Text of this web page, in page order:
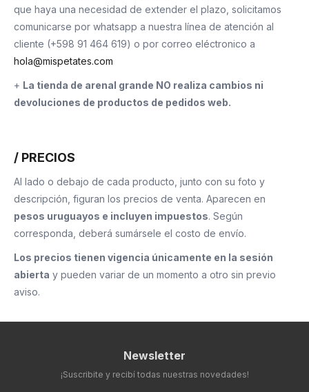
que haya una necesidad de extender el plazo, solicitamos
comunicarse por whatsapp a nuestra línea de atención al
cliente (+598 91 464 619) o por correo eléctronico a
hola@mispetates.com
+ La tienda de arenal grande NO realiza cambios ni
devoluciones de productos de pedidos web.
/ PRECIOS
Al lado o debajo de cada producto, junto con su foto y
descripción, figuran los precios de venta. Aparecen en
pesos uruguayos e incluyen impuestos. Según
corresponda, deberá sumársele el costo de envío.
Los precios tienen vigencia únicamente en la sesión
abierta y pueden variar de un momento a otro sin previo
aviso.
Newsletter
¡Suscribite y recibí todas nuestras novedades!